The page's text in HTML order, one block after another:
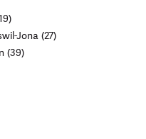
Jona 27
39